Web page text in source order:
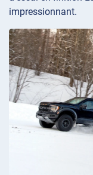
impressionnant.